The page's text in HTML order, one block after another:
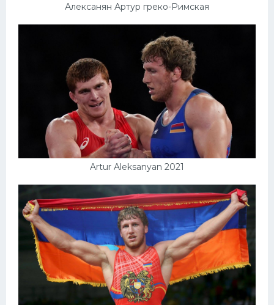
Алексанян Артур греко-Римская
Artur Aleksanyan 2021